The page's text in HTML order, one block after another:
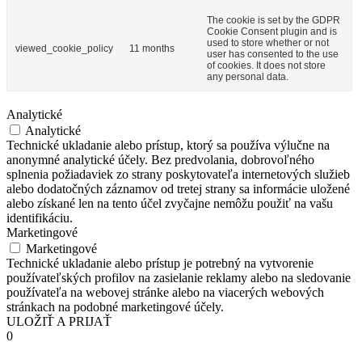
viewed_cookie_policy 11 months
The cookie is set by the GDPR
Cookie Consent plugin and is
used to store whether or not
user has consented to the use
of cookies. It does not store
any personal data.
Analytické
Analytické
Technické ukladanie alebo prístup, ktorý sa používa výlučne na
anonymné analytické účely. Bez predvolania, dobrovoľného
splnenia požiadaviek zo strany poskytovateľa internetových služieb
alebo dodatočných záznamov od tretej strany sa informácie uložené
alebo získané len na tento účel zvyčajne nemôžu použiť na vašu
identifikáciu.
Marketingové
Marketingové
Technické ukladanie alebo prístup je potrebný na vytvorenie
používateľských profilov na zasielanie reklamy alebo na sledovanie
používateľa na webovej stránke alebo na viacerých webových
stránkach na podobné marketingové účely.
ULOŽIŤ A PRIJAŤ
0